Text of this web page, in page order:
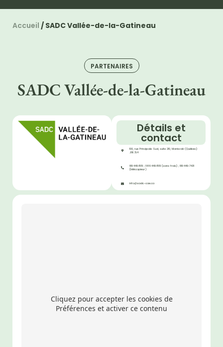
Accueil / SADC Vallée-de-la-Gatineau
PARTENAIRES
SADC Vallée-de-la-Gatineau
Détails et
contact
100, rue Principale Sud, suite 210, Maniwaki (Québec)
J9E 3L4
819 449‑1551 ; 1 866 449‑1551 (sans frais) ; 819 449‑7431
(télécopieur )
info@sadc-cae.ca
Cliquez pour accepter les cookies de
Préférences et activer ce contenu